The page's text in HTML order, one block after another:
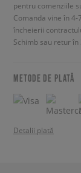
pentru comenziile
Comanda vine în
încheierii
Schimb sau retur în
METODE DE PLATĂ
Detalii plată